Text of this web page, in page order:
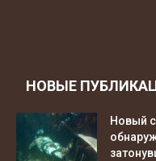
НОВЫЕ
Новый